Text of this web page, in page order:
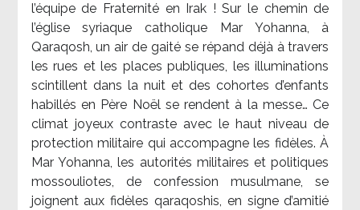
l’équipe de Fraternité en Irak ! Sur le chemin de
l’église syriaque catholique Mar Yohanna, à
Qaraqosh, un air de gaité se répand déjà à travers
les rues et les places publiques, les illuminations
scintillent dans la nuit et des cohortes d’enfants
habillés en Père Noël se rendent à la messe… Ce
climat joyeux contraste avec le haut niveau de
protection militaire qui accompagne les fidèles. À
Mar Yohanna, les autorités militaires et politiques
mossouliotes, de confession musulmane, se
joignent aux fidèles qaraqoshis, en signe d’amitié